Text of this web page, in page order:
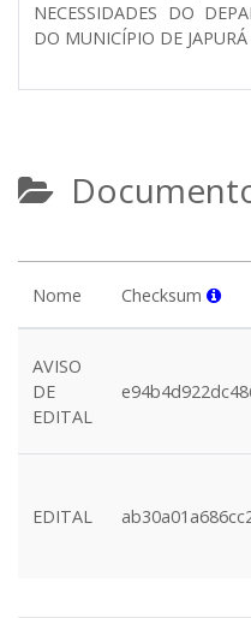
NECESSIDADES DO
DO MUNICÍPIO DE
Nome Checksum
AVISO
DE
EDITAL
EDITAL